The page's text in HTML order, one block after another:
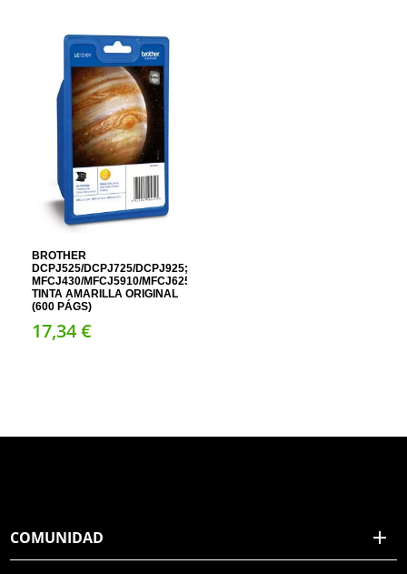
BROTHER
DCPJ525/DCPJ725/DCPJ925;
MFCJ430/MFCJ5910/MFCJ625/MFCJ6510/MFCJ6710/MFCJ6910/
TINTA AMARILLA ORIGINAL
(600 PÁGS)
17,34 €
COMUNIDAD